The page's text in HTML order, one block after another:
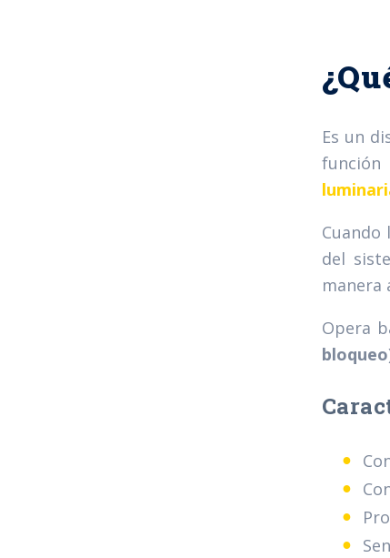
Es un
del
manera
Opera